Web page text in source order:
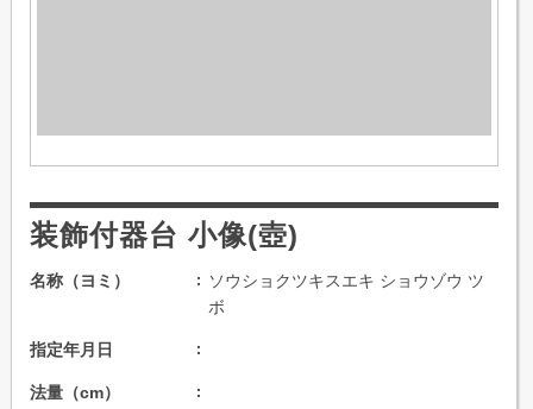
装飾付器台 小像(壺)
名称（ヨミ）
ソウショクツキスエキ ショウゾウ ツ
ボ
指定年月日
法量（cm）